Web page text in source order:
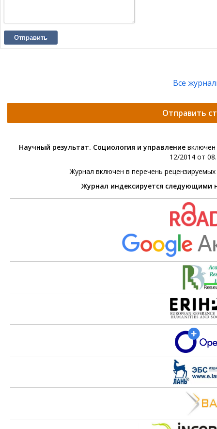
Отправить
Все
Отправить
Научный результат. Социология и управление
12/2014 от
Журнал включен в перечень
Журнал индексируется